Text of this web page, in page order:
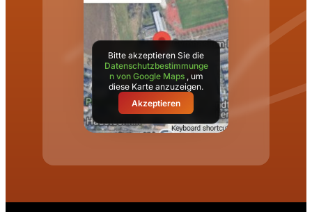
Bitte akzeptieren Sie die
Datenschutzbestimmunge
n von Google Maps , um
diese Karte anzuzeigen.
Akzeptieren